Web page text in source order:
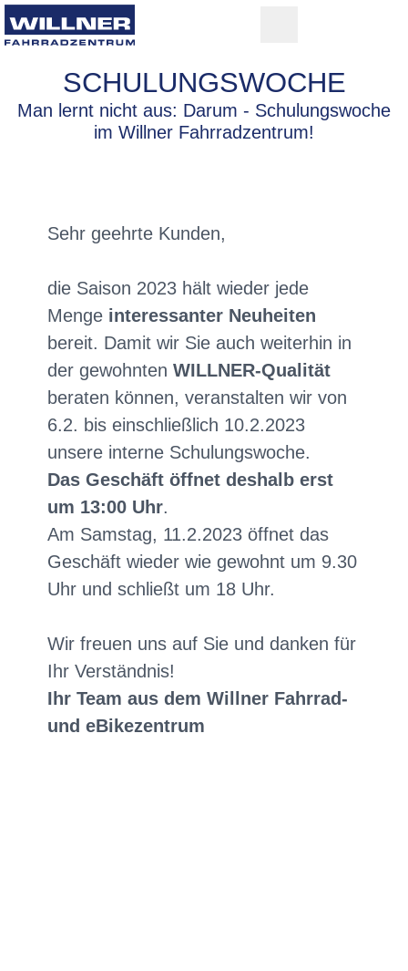
SCHULUNGSWOCHE
Man lernt nicht aus: Darum - Schulungswoche
im Willner Fahrradzentrum!
Sehr geehrte Kunden,
die Saison 2023 hält wieder jede
Menge interessanter Neuheiten
bereit. Damit wir Sie auch weiterhin in
der gewohntenWILLNER-Qualität
beraten können, veranstalten wir von
6.2. bis einschließlich 10.2.2023
unsere interne Schulungswoche.
Das Geschäft öffnet deshalb erst
um 13:00 Uhr.
Am Samstag, 11.2.2023 öffnet das
Geschäft wieder wie gewohnt um 9.30
Uhr und schließt um 18 Uhr.
Wir freuen uns auf Sie und danken für
Ihr Verständnis!
Ihr Team aus dem Willner Fahrrad-
und eBikezentrum